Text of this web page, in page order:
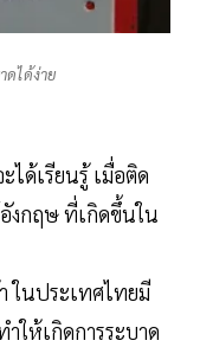
ดได้ง่าย
ได้เรียนรู้ เมื่อติด
งกฤษ ที่เกิดขึ้นใน
ในประเทศไทยมี
ให้เกิดการระบาด